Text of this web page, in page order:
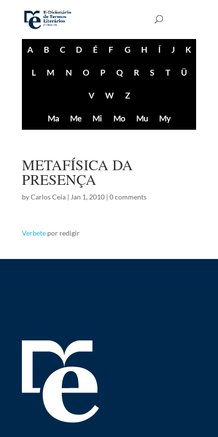
A B C D É F G H Í J K
L M N O P Q R S T Ü
V W Z
Ma Me Mi Mo Mu My
METAFÍSICA DA
PRESENÇA
byCarlos Ceia| Jan 1, 2010| 0 comments
Verbetepor redigir